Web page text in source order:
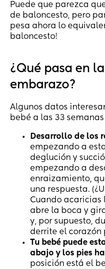
Puede que parezca
de baloncesto, pero
pesa ahora lo
baloncesto!
¿Qué pasa en
embarazo?
Algunos datos
bebé a las 33
Desarrollo de los
empezando a
deglución y
empezando a
enraizamiento,
una respuesta.
Cuando acaricias
abre la boca y
y, por supuesto,
derrite el corazón
Tu bebé puede
abajo y los pies
posición está el